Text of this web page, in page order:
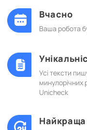
Вчасно
Ваша робота
Усі тексти
минулорічних
Unicheck
Найкраща